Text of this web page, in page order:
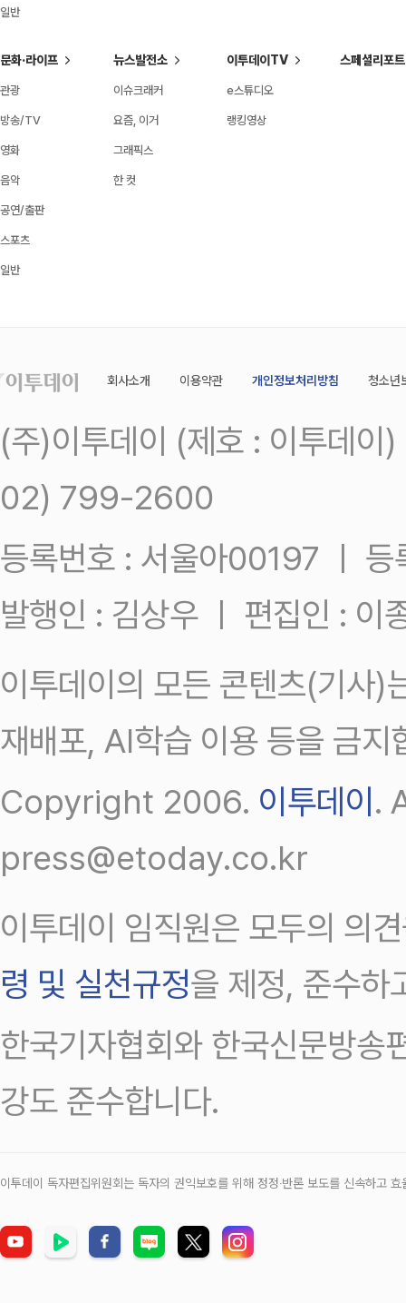
일반
문화·라이프
관광
방송/TV
영화
음악
공연/출판
스포츠
일반
뉴스발전소
이슈크래커
요즘, 이거
그래픽스
한 컷
이투데이TV
e스튜디오
랭킹영상
스페셜리포트
회사소개 이용약관 개인정보처리방침 청소년
(주)이투데이 (제호 : 이투데
02) 799-2600
등록번호 : 서울아00197 ㅣ
발행인 : 김상우 ㅣ 편집인 : 이
이투데이의 모든 콘텐츠(기사)
재배포, AI학습 이용 등을 금지
Copyright 2006. 이투데이 .
press@etoday.co.kr
이투데이 임직원은 모두의 의
령 및 실천규정을 제정, 준수하
한국기자협회와 한국신문방송
강도 준수합니다.
이투데이 독자편집위원회는 독자의 권익보호를 위해 정정‧반론 보도를 신속하고